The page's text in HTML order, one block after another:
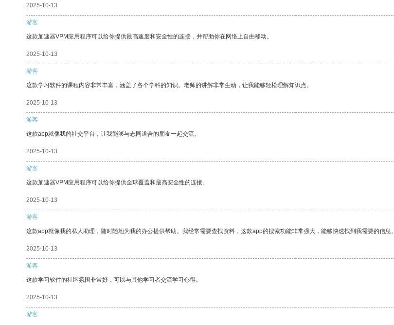
2025-10-13
游客
这款加速器VPM应用程序可以给你提供最高速度和安全性的连接，并帮助你在网络上自由移动。
2025-10-13
游客
这款学习软件的课程内容非常丰富，涵盖了各个学科的知识。老师的讲解非常生动，让我能够轻松理解知识点。
2025-10-13
游客
这款app就像我的社交平台，让我能够与志同道合的朋友一起交流。
2025-10-13
游客
这款加速器VPM应用程序可以给你提供全球覆盖和最高安全性的连接。
2025-10-13
游客
这款app就像我的私人助理，随时随地为我的办公提供帮助。我经常需要查找资料，这款app的搜索功能非常强大，能够快速找到我需要的信息。
2025-10-13
游客
这款学习软件的社区氛围非常好，可以与其他学习者交流学习心得。
2025-10-13
游客